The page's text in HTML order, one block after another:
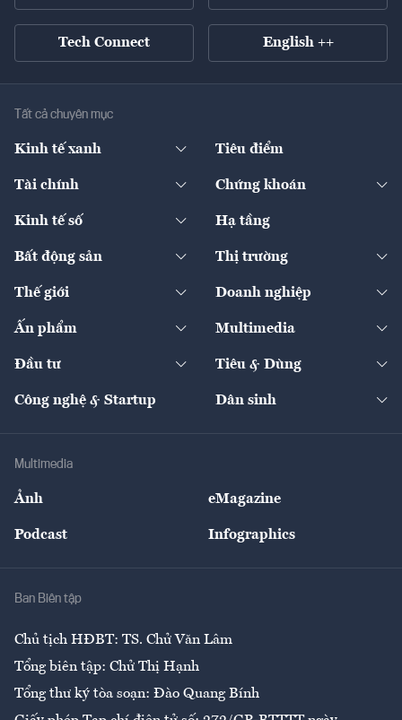
Tech Connect English ++
Tất cả chuyên mục
Kinh tế xanh
Diễn đàn
Tiêu điểm
Tài chính
Ngân hàng
Bảo hiểm
Chứng khoán
Doanh nghiệp niêm yết
Khung pháp lý
Kinh tế số
Sản phẩm - Thị trường
Start-up
Quản trị số
Hạ tầng
Bất động sản
Chính sách
Tư vấn
Thị trường
Thị trường
Nông sản
Thế giới
Kinh tế
Doanh nghiệp
Ấn phẩm
The Guide
Multimedia
Đầu tư Tiêu & Dùng
Giải trí
Công nghệ & Startup Dân sinh
Multimedia
Ảnh eMagazine
Podcast Infographics
Ban Biên tập
Chủ tịch HĐBT: TS. Chử Văn Lâm
Tổng biên tập: Chử Thị Hạnh
Tổng thư ký tòa soạn: Đào Quang Bính